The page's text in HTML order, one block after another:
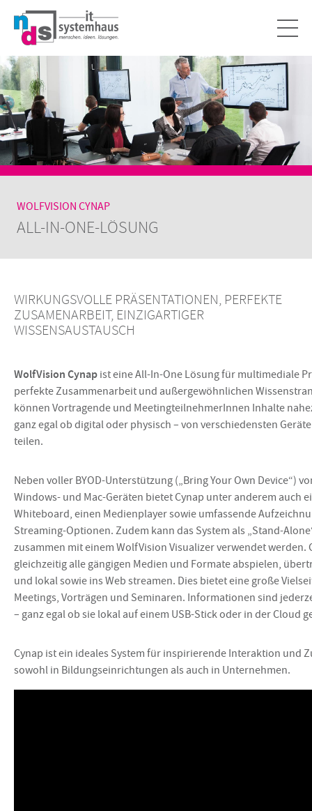
WOLFVISION CYNAP
ALL-IN-ONE-LÖSUNG
WIRKUNGSVOLLE PRÄSENTATIONEN, PERFEKTE
ZUSAMENARBEIT, EINZIGARTIGER
WISSENSAUSTAUSCH
WolfVision Cynap ist eine All-In-One Lösung für multimediale
perfekte Zusammenarbeit und außergewöhnlichen
können Vortragende und MeetingteilnehmerInnen Inhalte
ganz egal ob digital oder physisch – von verschiedensten
teilen.
Neben voller BYOD-Unterstützung („Bring Your Own Device“)
Windows- und Mac-Geräten bietet Cynap unter anderem auch
Whiteboard, einen Medienplayer sowie umfassende
Streaming-Optionen. Zudem kann das System als „Stand-
zusammen mit einem WolfVision Visualizer verwendet werden.
gleichzeitig alle gängigen Medien und Formate abspielen,
und lokal sowie ins Web streamen. Dies bietet eine große
Meetings, Vorträgen und Seminaren. Informationen sind
– ganz egal ob sie lokal auf einem USB-Stick oder in der Cloud
Cynap ist ein ideales System für inspirierende Interaktion und
sowohl in Bildungseinrichtungen als auch in Unternehmen.